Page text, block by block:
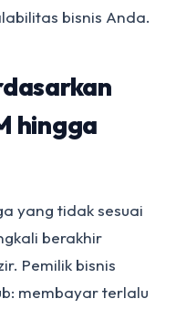
bisnis Anda.
hingga
yang tidak sesuai
berakhir
Pemilik bisnis
membayar terlalu